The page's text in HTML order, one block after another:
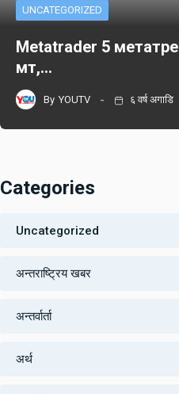
UNCATEGORIZED
Metatrader 5
мт,…
By YOUTV ६ वर्ष अगाडि
Categories
Uncategorized
अन्तराष्ट्रिय खबर
अन्तर्वार्ता
अर्थ